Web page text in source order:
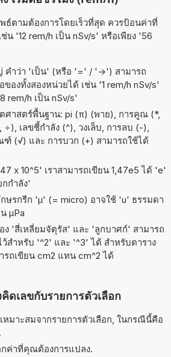
ธ์ตามต้องการโดยเร็วที่สุด ควรป้อนค่าที่
น '12 rem/h เป็น nSv/s' หรือเพียง '56
คำว่า 'เป็น' (หรือ '=' / '->') สามารถ
ของทั้งสองหน่วยได้ เช่น '1 rem/h nSv/s'
rem/h เป็น nSv/s'
าสตร์พื้นฐาน: pi (π) (พาย), การคูณ (*,
÷), เลขชี้กำลัง (^), วงเล็บ, การลบ (-),
ฑ์ (√) และ การบวก (+) สามารถใช้ได้
x 10^5' เราสามารถเขียน 1,47e5 ได้ 'e'
กำลัง'
ษรกรีก 'µ' (= micro) อาจใช้ 'u' ธรรมดา
µPa
ง 'สี่เหลี่ยมจัตุรัส' และ 'ลูกบาศก์' สามารถ
สำหรับ '^2' และ '^3' ได้ สำหรับตาราง
รถเขียน cm2 แทน cm^2 ได้
ดเลขกับรายการตัวเลือก
หมาะสมจากรายการตัวเลือก, ในกรณีนี้คือ
ค่าที่คุณต้องการแปลง.